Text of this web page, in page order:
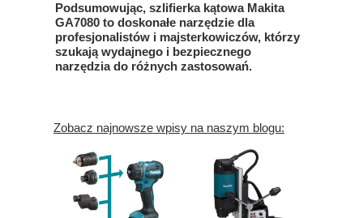
Podsumowując, szlifierka kątowa Makita
GA7080 to doskonałe narzędzie dla
profesjonalistów i majsterkowiczów, którzy
szukają wydajnego i bezpiecznego
narzędzia do różnych zastosowań.
Zobacz najnowsze wpisy na naszym blogu: